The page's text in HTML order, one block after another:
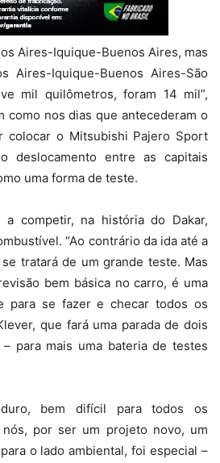
Aires-Iquique-Buenos Aires, mas
Aires-Iquique-Buenos Aires-São
mil quilômetros, foram 14 mil”,
como nos dias que antecederam o
colocar o Mitsubishi Pajero Sport
deslocamento entre as capitais
uma forma de teste.
competir, na história do Dakar,
“Ao contrário da ida até a
tratará de um grande teste. Mas
bem básica no carro, é uma
para se fazer e checar todos os
que fará uma parada de dois
para mais uma bateria de testes
bem difícil para todos os
por ser um projeto novo, um
o lado ambiental, foi especial –